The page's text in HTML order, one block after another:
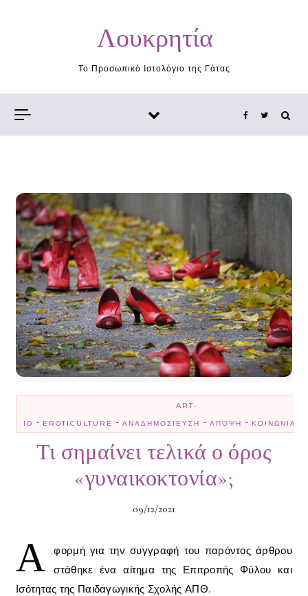
Λουκρητία
Το Προσωπικό Ιστολόγιο της Γάτας
ART-
IO - EROTICULTURE - ΑΝΑΔΗΜΟΣΊΕΥΣΗ - ΆΠΟΨΗ - ΚΟΙΝΩΝΊΑ
Τι σημαίνει τελικά ο όρος
«γυναικοκτονία»;
09/12/2021
Α
φορμή για την συγγραφή του παρόντος άρθρου
στάθηκε ένα αίτημα της Επιτροπής Φύλου και
Ισότητας της Παιδαγωγικής Σχολής ΑΠΘ.